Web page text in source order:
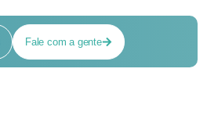
Fale com a gente